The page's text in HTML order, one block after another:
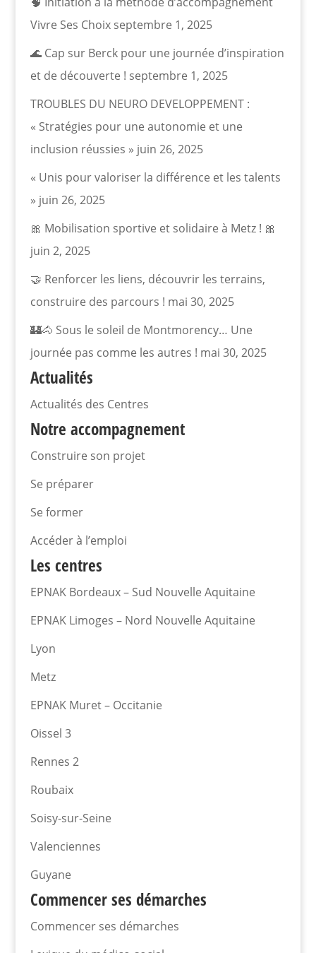
Vivre Ses Choix septembre 1, 2025
🌊 Cap sur Berck pour une journée d’inspiration
et de découverte ! septembre 1, 2025
TROUBLES DU NEURO DEVELOPPEMENT :
« Stratégies pour une autonomie et une
inclusion réussies » juin 26, 2025
« Unis pour valoriser la différence et les talents
» juin 26, 2025
🎀 Mobilisation sportive et solidaire à Metz ! 🎀
juin 2, 2025
🤝 Renforcer les liens, découvrir les terrains,
construire des parcours ! mai 30, 2025
🏰🐴 Sous le soleil de Montmorency… Une
journée pas comme les autres ! mai 30, 2025
Actualités
Actualités des Centres
Notre accompagnement
Construire son projet
Se préparer
Se former
Accéder à l’emploi
Les centres
EPNAK Bordeaux – Sud Nouvelle Aquitaine
EPNAK Limoges – Nord Nouvelle Aquitaine
Lyon
Metz
EPNAK Muret – Occitanie
Oissel 3
Rennes 2
Roubaix
Soisy-sur-Seine
Valenciennes
Guyane
Commencer ses démarches
Commencer ses démarches